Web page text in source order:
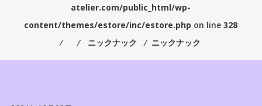
atelier.com/public_html/wp-
content/themes/estore/inc/estore.php on line328
⁄
⁄ ニックナック ⁄ ニックナック